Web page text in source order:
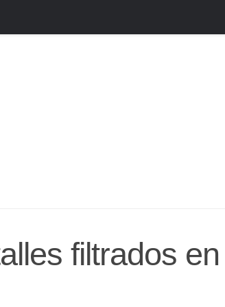
filtrados